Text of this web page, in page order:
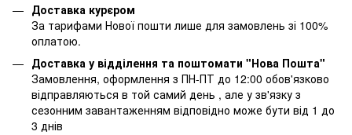
Доставка курєром
За тарифами Нової пошти лише для замовлень зі 100%
оплатою.
Доставка у відділення та поштомати "Нова Пошта"
Замовлення, оформлення з ПН-ПТ до 12:00 обов'язково
відправляються в той самий день , але у зв'язку з
сезонним завантаженням відповідно може бути від 1 до
3 днів